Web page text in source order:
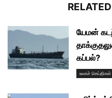
யேமன்
கப்பல்?
உலகச் செய்திகள்